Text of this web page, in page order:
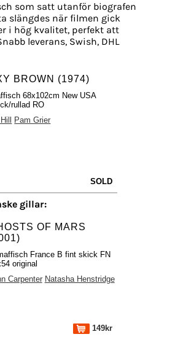
som satt utanför biografen
slängdes när filmen gick
i hög kvalitet, perfekt att
leverans, Swish, DHL
BROWN (1974)
68x102cm New USA
rullad RO
Pam Grier
SOLD
gillar:
OF MARS
France B fint skick FN
original
Carpenter Natasha Henstridge
149kr